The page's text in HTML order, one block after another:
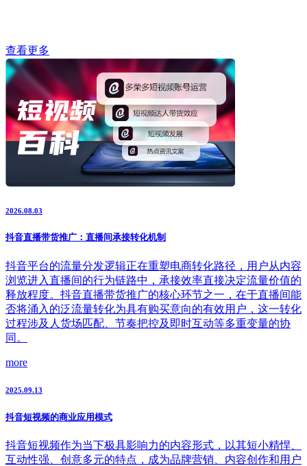
查看更多
2026.08.03
抖音直播带货推广：直播间承接转化机制
抖音平台的流量分发逻辑正在重塑电商转化路径，用户从内容
浏览进入直播间的行为链路中，承接效率直接决定流量价值的
释放程度。抖音直播带货推广的核心环节之一，在于直播间能
否将涌入的泛流量转化为具有购买意向的有效用户，这一转化
过程涉及人货场匹配、节奏把控及即时互动等多重变量的协
同。
more
2025.09.13
抖音短视频的商业应用模式
抖音短视频作为当下极具影响力的内容形式，以其短小精悍、
互动性强、创意多元的特点，成为品牌营销、内容创作和用户